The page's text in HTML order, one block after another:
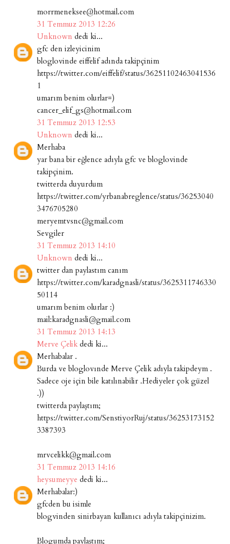
morrmeneksee@hotmail.com
31 Temmuz 2013 12:26
Unknown dedi ki...
gfc den izleyicinim
bloglovinde eiffelif adında takipçinim
https://twitter.com/eiffelif/status/36251102463041536
1
umarım benim olurlar=)
cancer_elif_gs@hotmail.com
31 Temmuz 2013 12:53
Unknown dedi ki...
Merhaba
yar bana bir eğlence adıyla gfc ve bloglovinde
takipçinim.
twitterda duyurdum
https://twitter.com/yrbanabreglence/status/36253040
3476705280
meryemtvsnc@gmail.com
Sevgiler
31 Temmuz 2013 14:10
Unknown dedi ki...
twitter dan paylastım canım
https://twitter.com/karadgnasli/status/3625311746330
50114
umarım benim olurlar :)
mail:karadgnasli@gmail.com
31 Temmuz 2013 14:13
Merve Çelikdedi ki...
Merhabalar .
Burda ve bloglovınde Merve Çelik adıyla takipdeym .
Sadece oje için bile katılınabilir .Hediyeler çok güzel
.))
twitterda paylaştım;
https://twitter.com/SenstiyorRuj/status/36253173152
3387393
mrvcelikk@gmail.com
31 Temmuz 2013 14:16
heysumeyye dedi ki...
Merhabalar:)
gfcden bu isimle
blogvinden sinirbayan kullanıcı adıyla takipçinizim.
Blogumda paylaştım;